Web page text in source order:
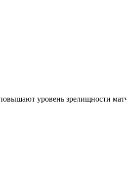
уровень зрелищности